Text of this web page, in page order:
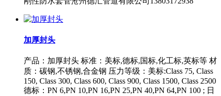
加厚封头
产品：加厚封头 标准：美标,德标,国标,化工标,英标等 材
质：碳钢,不锈钢,合金钢 压力等级：美标:Class 75, Class
150, Class 300, Class 600, Class 900, Class 1500, Class 2500
德标：PN 6,PN 10,PN 16,PN 25,PN 40,PN 64,PN 100 ; 日